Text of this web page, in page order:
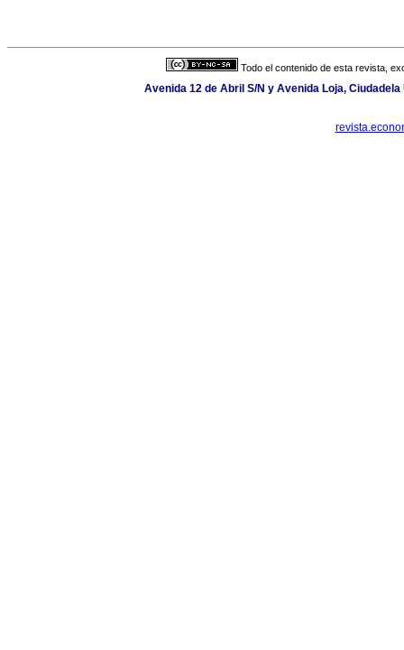
Todo el contenido de esta revista,
Avenida 12 de Abril S/N y Avenida Loja,